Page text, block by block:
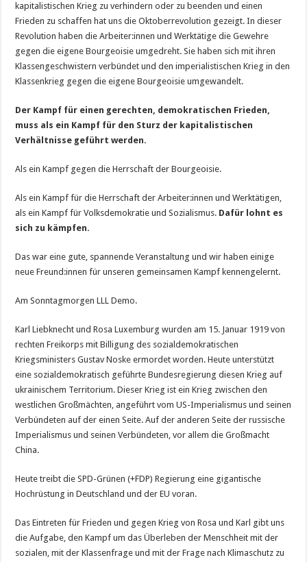
kapitalistischen Krieg zu verhindern oder zu beenden und einen
Frieden zu schaffen hat uns die Oktoberrevolution gezeigt. In dieser
Revolution haben die Arbeiter:innen und Werktätige die Gewehre
gegen die eigene Bourgeoisie umgedreht. Sie haben sich mit ihren
Klassengeschwistern verbündet und den imperialistischen Krieg in den
Klassenkrieg gegen die eigene Bourgeoisie umgewandelt.
Der Kampf für einen gerechten, demokratischen Frieden,
muss als ein Kampf für den Sturz der kapitalistischen
Verhältnisse geführt werden.
Als ein Kampf gegen die Herrschaft der Bourgeoisie.
Als ein Kampf für die Herrschaft der Arbeiter:innen und Werktätigen,
als ein Kampf für Volksdemokratie und Sozialismus. Dafür lohnt es
sich zu kämpfen.
Das war eine gute, spannende Veranstaltung und wir haben einige
neue Freund:innen für unseren gemeinsamen Kampf kennengelernt.
Am Sonntagmorgen LLL Demo.
Karl Liebknecht und Rosa Luxemburg wurden am 15. Januar 1919 von
rechten Freikorps mit Billigung des sozialdemokratischen
Kriegsministers Gustav Noske ermordet worden. Heute unterstützt
eine sozialdemokratisch geführte Bundesregierung diesen Krieg auf
ukrainischem Territorium. Dieser Krieg ist ein Krieg zwischen den
westlichen Großmächten, angeführt vom US-Imperialismus und seinen
Verbündeten auf der einen Seite. Auf der anderen Seite der russische
Imperialismus und seinen Verbündeten, vor allem die Großmacht
China.
Heute treibt die SPD-Grünen (+FDP) Regierung eine gigantische
Hochrüstung in Deutschland und der EU voran.
Das Eintreten für Frieden und gegen Krieg von Rosa und Karl gibt uns
die Aufgabe, den Kampf um das Überleben der Menschheit mit der
sozialen, mit der Klassenfrage und mit der Frage nach Klimaschutz zu